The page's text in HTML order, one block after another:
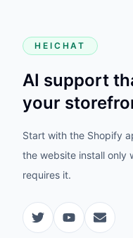
HEICHAT
AI support
your
Start with the Shopify
the website install only
requires it.